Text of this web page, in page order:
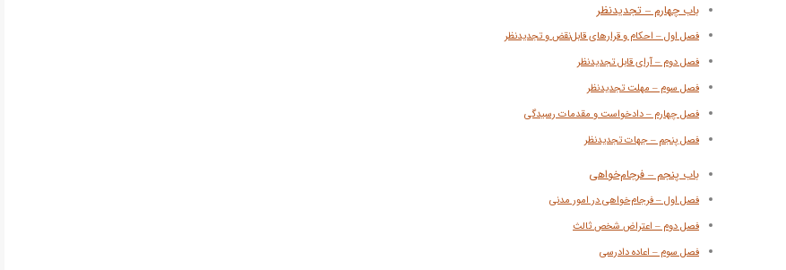
باب چهارم – تجدیدنظر
فصل اول – احکام و قرارهای قابل‌نقض و تجدیدنظر
فصل دوم – آرای قابل تجدیدنظر
فصل سوم – مهلت تجدیدنظر
فصل چهارم – دادخواست و مقدمات رسیدگی
فصل پنجم – جهات تجدیدنظر
باب پنجم – فرجام‌خواهی
فصل اول – فرجام‌خواهی در امور مدنی
فصل دوم – اعتراض شخص ثالث
فصل سوم – اعاده دادرسی